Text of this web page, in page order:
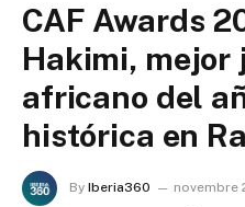
CAF Awards
Hakimi, mejor
africano del
histórica en
By Iberia360
novembre